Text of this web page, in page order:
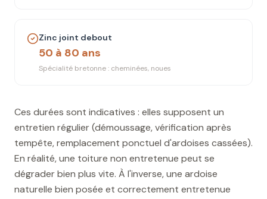
Zinc joint debout
50 à 80 ans
Spécialité bretonne : cheminées, noues
Ces durées sont indicatives : elles supposent un
entretien régulier (démoussage, vérification après
tempête, remplacement ponctuel d'ardoises cassées).
En réalité, une toiture non entretenue peut se
dégrader bien plus vite. À l'inverse, une ardoise
naturelle bien posée et correctement entretenue